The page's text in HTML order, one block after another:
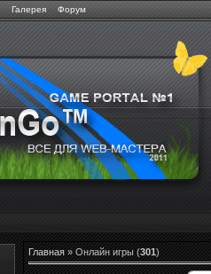
Галерея Форум
Главная»Онлайн игры(301)